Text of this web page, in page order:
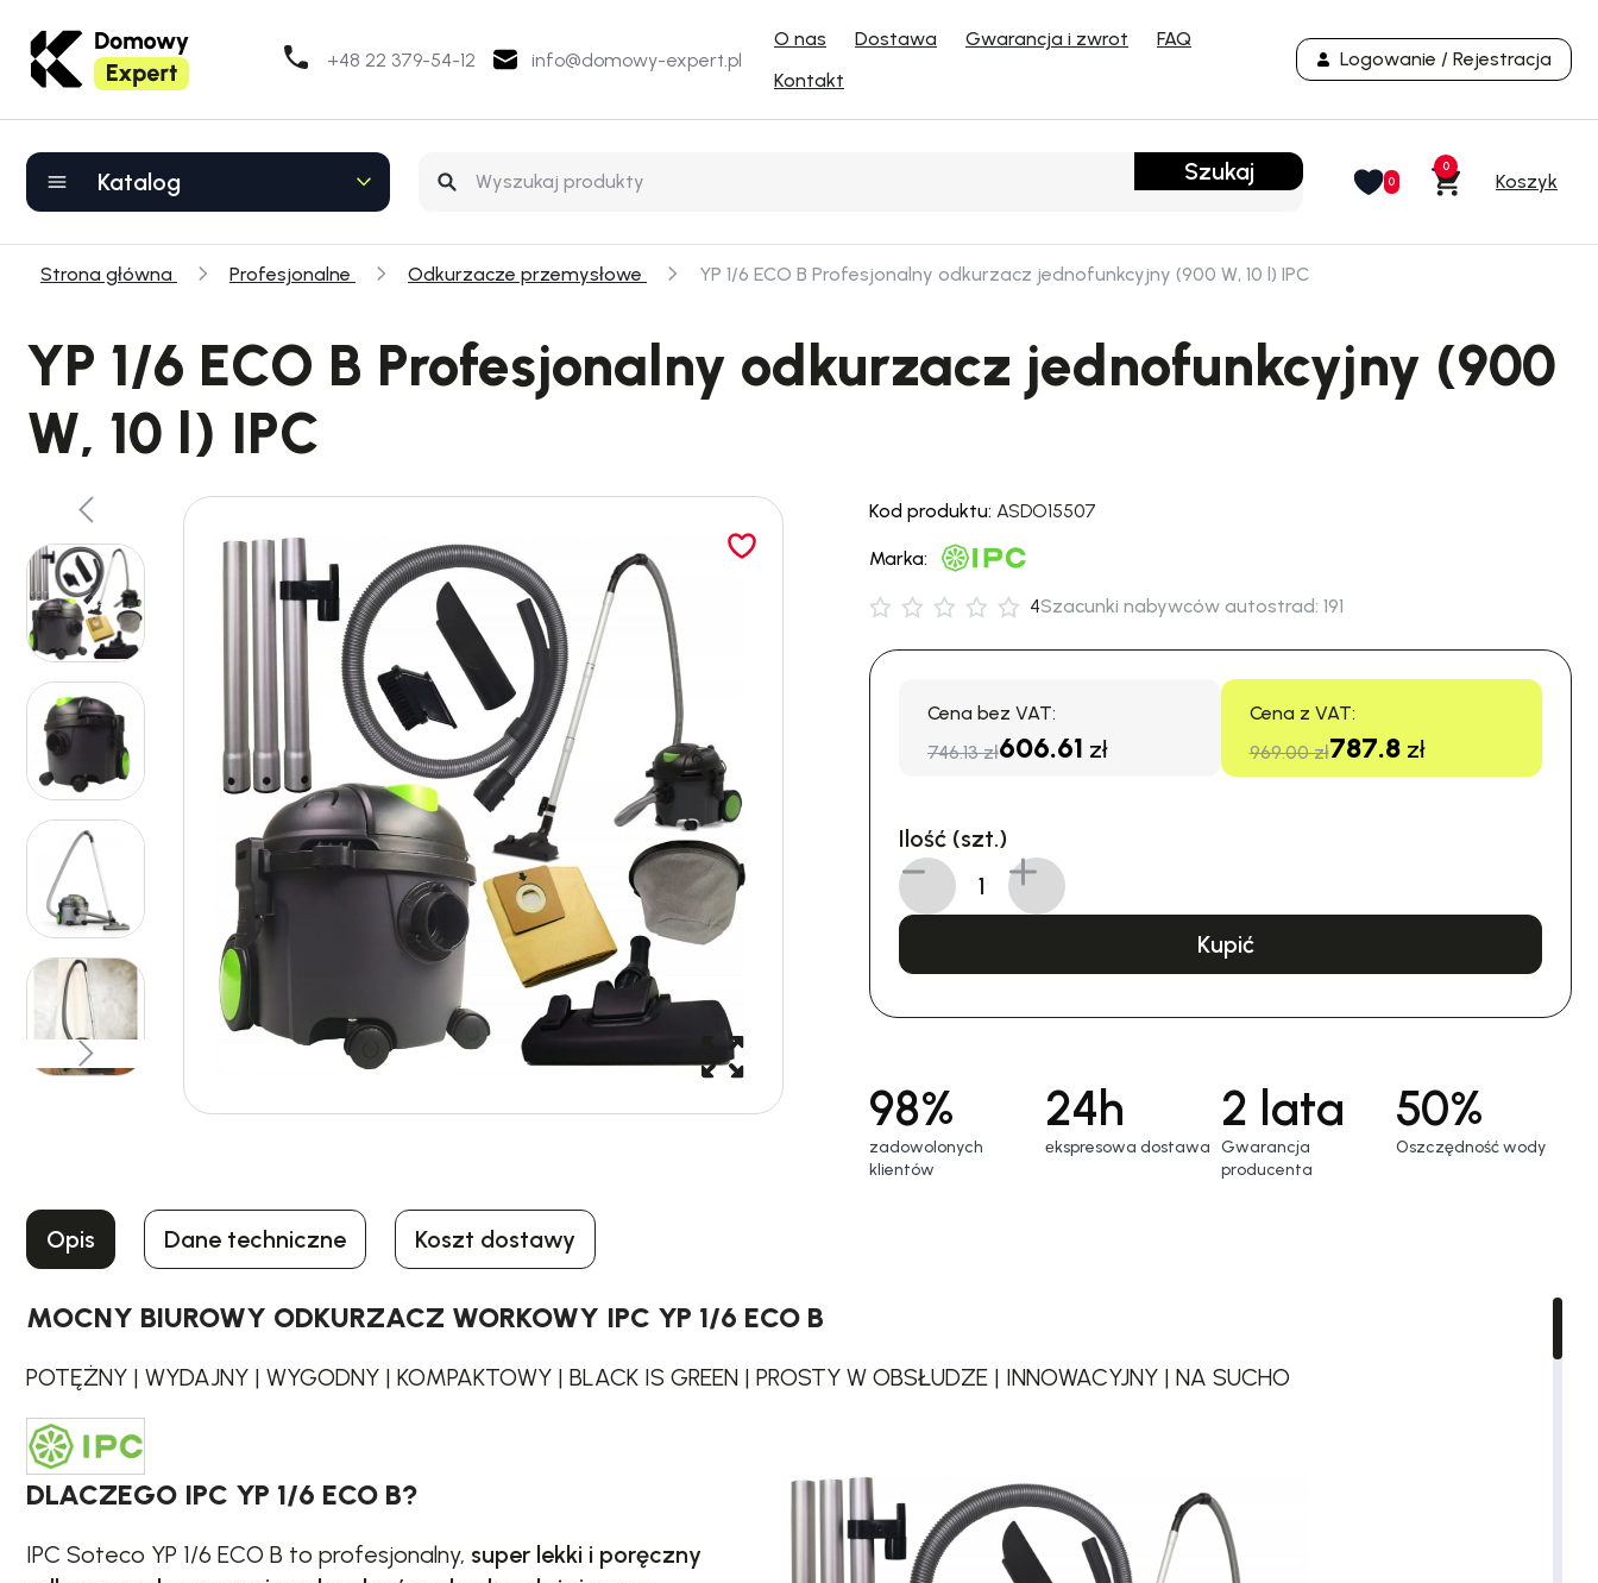
+48 22 379-54-12 info@domowy-expert.pl
O nas Dostawa Gwarancja i zwrot
FAQ
Kontakt
Logowanie / Rejestracja
Katalog Szukaj 0
0
Strona główna Profesjonalne Odkurzacze przemysłowe YP 1/6 ECO B Profesjonalny odkurzacz jednofunkcyjny (900 W, 10 l) IPC
YP 1/6 ECO B Profesjonalny odkurzacz jednofunkcyjny (900
W, 10 l) IPC
Kod produktu: ASDO15507
Marka:
4Szacunki nabywców autostrad: 191
Cena bez VAT:
746.13 zł606.61 zł
Cena z VAT:
969.00 zł787.8zł
Ilość (szt.)
Kupić
98%
zadowolonych
klientów
24h
еkspresowa dostawa
2 lata
Gwarancja
producenta
50%
Oszczędność wody
Opis Dane techniczne Koszt dostawy
MOCNY BIUROWY ODKURZACZ WORKOWY IPC YP 1/6 ECO B
POTĘŻNY | WYDAJNY | WYGODNY | KOMPAKTOWY | BLACK IS GREEN | PROSTY W OBSŁUDZE | INNOWACYJNY | NA SUCHO
DLACZEGO IPC YP 1/6 ECO B?
IPC Soteco YP 1/6 ECO B to profesjonalny, super lekki i poręczny